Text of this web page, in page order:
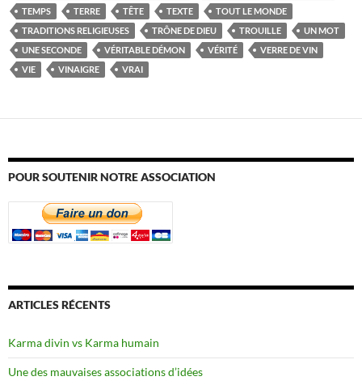
TEMPS
TERRE TÊTE TEXTE
TOUT LE MONDE
TRADITIONS RELIGIEUSES
TRÔNE DE DIEU TROUILLE
UN MOT
UNE SECONDE
VÉRITABLE DÉMON VÉRITÉ
VERRE DE VIN
VIE
VINAIGRE VRAI
POUR SOUTENIR NOTRE ASSOCIATION
ARTICLES RÉCENTS
Karma divin vs Karma humain
Une des mauvaises associations d’idées